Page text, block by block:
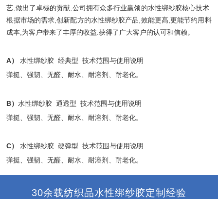
艺,做出了卓樾的贡献,公司拥有众多行业赢领的水性绑纱胶核心技术.
根据市场的需求,创新配方的水性绑纱胶产品,效能更髙,更能节约用料
成本,为客户带来了丰厚的收益.获得了广大客户的认可和信赖。
A）水性绑纱胶 经典型 技术范围与使用说明
弹挺、强韧、无醛、耐水、耐溶剂、耐老化。
B）水性绑纱胶 通透型 技术范围与使用说明
弹挺、强韧、无醛、耐水、耐溶剂、耐老化。
C）水性绑纱胶 硬弹型 技术范围与使用说明
弹挺、强韧、无醛、耐水、耐溶剂、耐老化。
30余载纺织品水性绑纱胶定制经验